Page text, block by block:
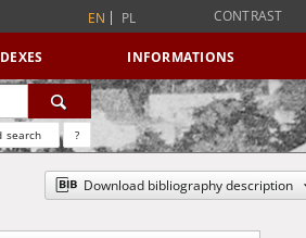
EN PL CONTRAST
INFORMATIONS
search ?
Download bibliography description